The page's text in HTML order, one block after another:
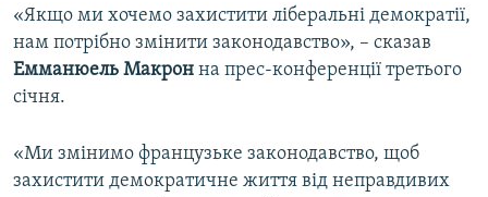
«Якщо ми хочемо захистити ліберальні демократії,
нам потрібно змінити законодавство», – сказав
Емманюель Макрон на прес-конференції третього
січня.
«Ми змінимо французьке законодавство, щоб
захистити демократичне життя від неправдивих